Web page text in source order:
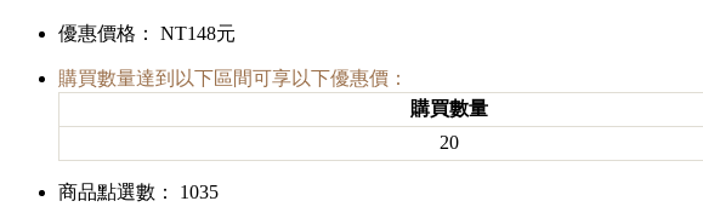
優惠價格： NT148元
購買數量達到以下區間可享以下優惠價：
購買數量
20
商品點選數： 1035